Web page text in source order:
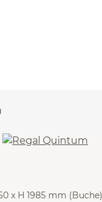
x H 1985 mm (Buche)